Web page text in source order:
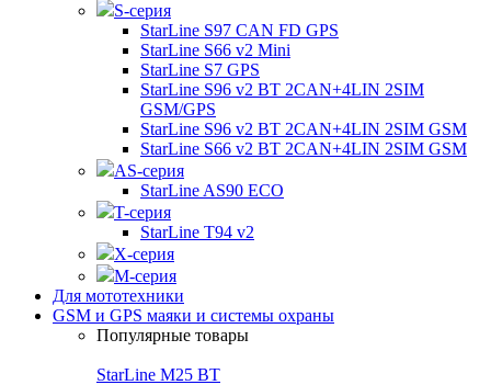
S-серия
StarLine S97 CAN FD GPS
StarLine S66 v2 Mini
StarLine S7 GPS
StarLine S96 v2 BT 2CAN+4LIN 2SIM
GSM/GPS
StarLine S96 v2 BT 2CAN+4LIN 2SIM GSM
StarLine S66 v2 BT 2CAN+4LIN 2SIM GSM
AS-серия
StarLine AS90 ECO
T-серия
StarLine T94 v2
X-серия
M-серия
Для мототехники
GSM и GPS маяки и системы охраны
Популярные товары
StarLine M25 BT